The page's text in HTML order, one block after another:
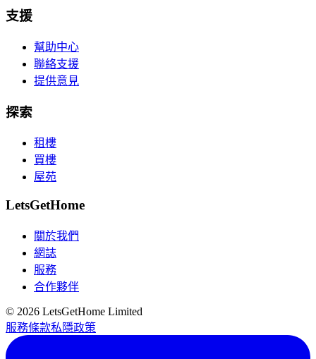
支援
幫助中心
聯絡支援
提供意見
探索
租樓
買樓
屋苑
LetsGetHome
關於我們
網誌
服務
合作夥伴
© 2026 LetsGetHome Limited
服務條款私隱政策